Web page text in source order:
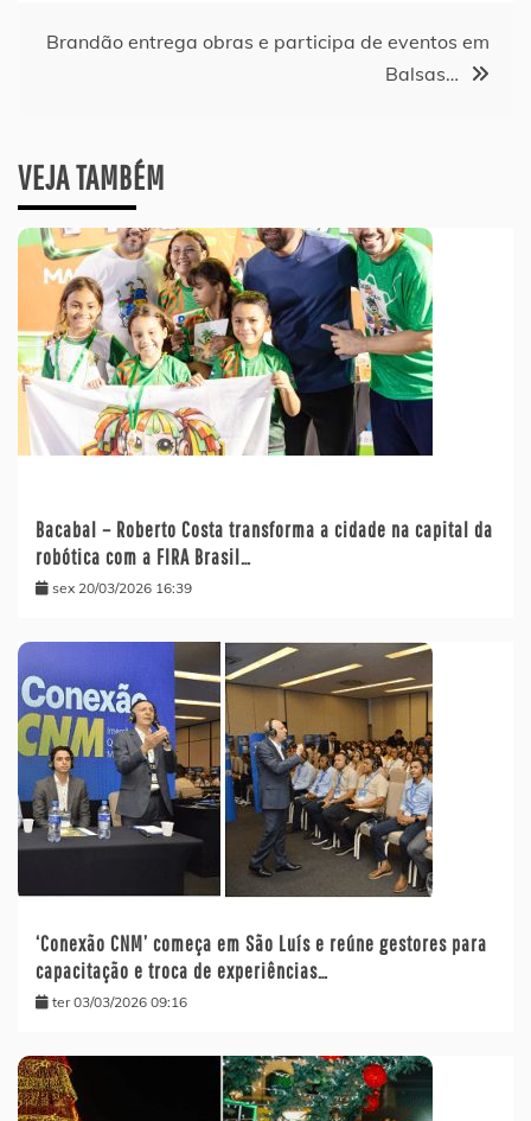
Post
Brandão entrega obras e participa de eventos em
Balsas…
VEJA TAMBÉM
Bacabal – Roberto Costa transforma a cidade na capital da
robótica com a FIRA Brasil…
sex 20/03/2026 16:39
‘Conexão CNM’ começa em São Luís e reúne gestores para
capacitação e troca de experiências…
ter 03/03/2026 09:16